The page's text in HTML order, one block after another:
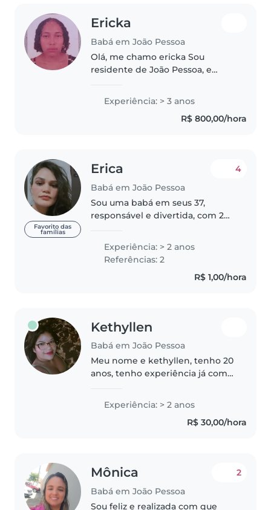
Ericka
Babá em João Pessoa
Olá, me chamo ericka Sou
residente de João Pessoa, e
oportunidades de emprego ou
experiências para por no
Experiência: > 3 anos
R$ 800,00/hora
Favorito das
famílias
Erica
Babá em João Pessoa
4
Sou uma babá em seus 37,
responsável e divertida, com 2
com as crianças. Sou confortável
com animais de estimação..
Experiência: > 2 anos
Referências: 2
R$ 1,00/hora
Kethyllen
Babá em João Pessoa
Meu nome e kethyllen, tenho 20
anos, tenho experiência já com
um que tinha 6 mês, cuidei até 2
anos, e eles gostam sempre de
mim, e eu gosto muito..
Experiência: > 2 anos
R$ 30,00/hora
Mônica
Babá em João Pessoa
2
Sou feliz e realizada com que